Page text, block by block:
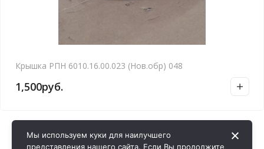
Крышка РПН 6010.16.00.023 (Нов.обр) 048
1,500руб.
Мы используем куки для наилучшего
представления нашего сайта. Если Вы продолжите